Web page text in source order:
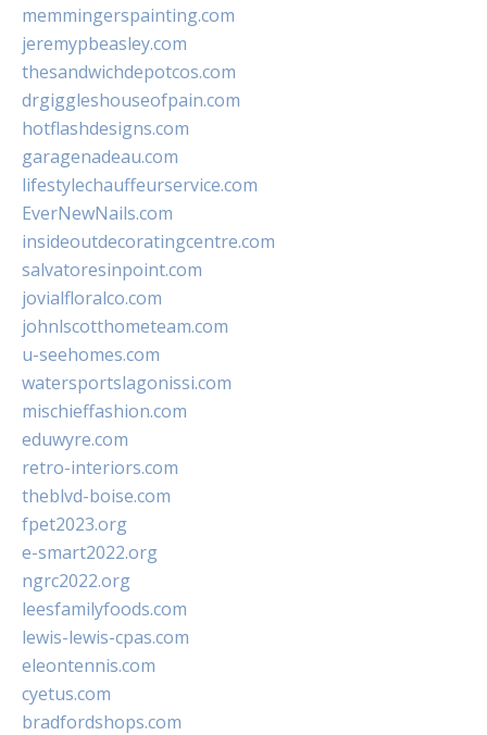
memmingerspainting.com
jeremypbeasley.com
thesandwichdepotcos.com
drgiggleshouseofpain.com
hotflashdesigns.com
garagenadeau.com
lifestylechauffeurservice.com
EverNewNails.com
insideoutdecoratingcentre.com
salvatoresinpoint.com
jovialfloralco.com
johnlscotthometeam.com
u-seehomes.com
watersportslagonissi.com
mischieffashion.com
eduwyre.com
retro-interiors.com
theblvd-boise.com
fpet2023.org
e-smart2022.org
ngrc2022.org
leesfamilyfoods.com
lewis-lewis-cpas.com
eleontennis.com
cyetus.com
bradfordshops.com